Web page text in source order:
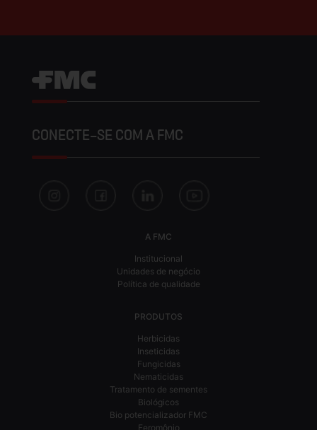
CONECTE-SE COM A FMC
A FMC
Institucional
Unidades de negócio
Política de qualidade
PRODUTOS
Herbicidas
Inseticidas
Fungicidas
Nematicidas
Tratamento de sementes
Biológicos
Bio potencializador FMC
Feromônio